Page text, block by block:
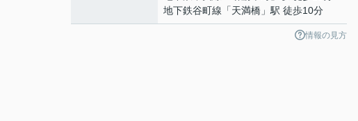
地下鉄谷町線 「天満橋 」駅 徒歩10分
情報の見方